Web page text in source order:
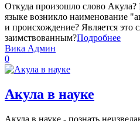
Откуда произошло слово
языке возникло наименование
и происхождение? Является это
заимствованным?Подробнее
Вика Админ
0
Акула в науке
Акула в науке - познать